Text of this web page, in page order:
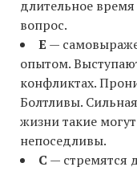
длительное
вопрос.
Е —
опытом.
конфликтах.
Болтливы.
жизни такие
непоседливы.
С — стремятся